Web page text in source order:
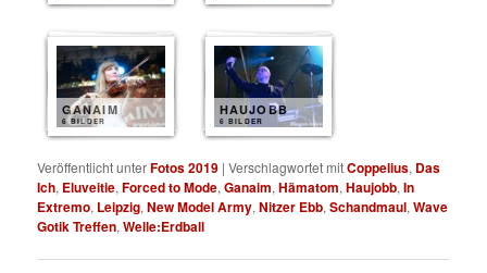
GANAIM
6 BILDER
HAUJOBB
6 BILDER
Veröffentlicht unterFotos 2019 |Verschlagwortet mitCoppelius, Das
Ich, Eluveitie,Forced to Mode,Ganaim,Hämatom,Haujobb,In
Extremo, Leipzig,New Model Army,Nitzer Ebb,Schandmaul,Wave
Gotik Treffen,Welle:Erdball